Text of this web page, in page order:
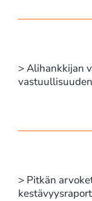
> Alihankkijan
> Pitkän